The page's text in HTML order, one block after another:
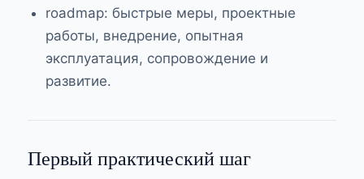
roadmap: быстрые меры, проектные
работы, внедрение, опытная
эксплуатация, сопровождение и
развитие.
Первый практический шаг